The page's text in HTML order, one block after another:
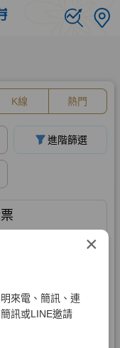
×
來電、簡訊、連
訊或LINE邀請